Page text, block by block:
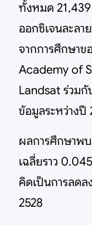
ทั้งหมด
ออกซิเจนละลา
จากการศึกษา
Academy of
Landsat ร่วม
ข้อมูลระหว่างปี
ผลการศึกษาพบ
เฉลี่ยราว
คิดเป็นการลด
2528